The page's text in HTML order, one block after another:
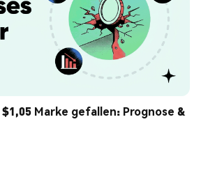
Marke gefallen: Prognose &